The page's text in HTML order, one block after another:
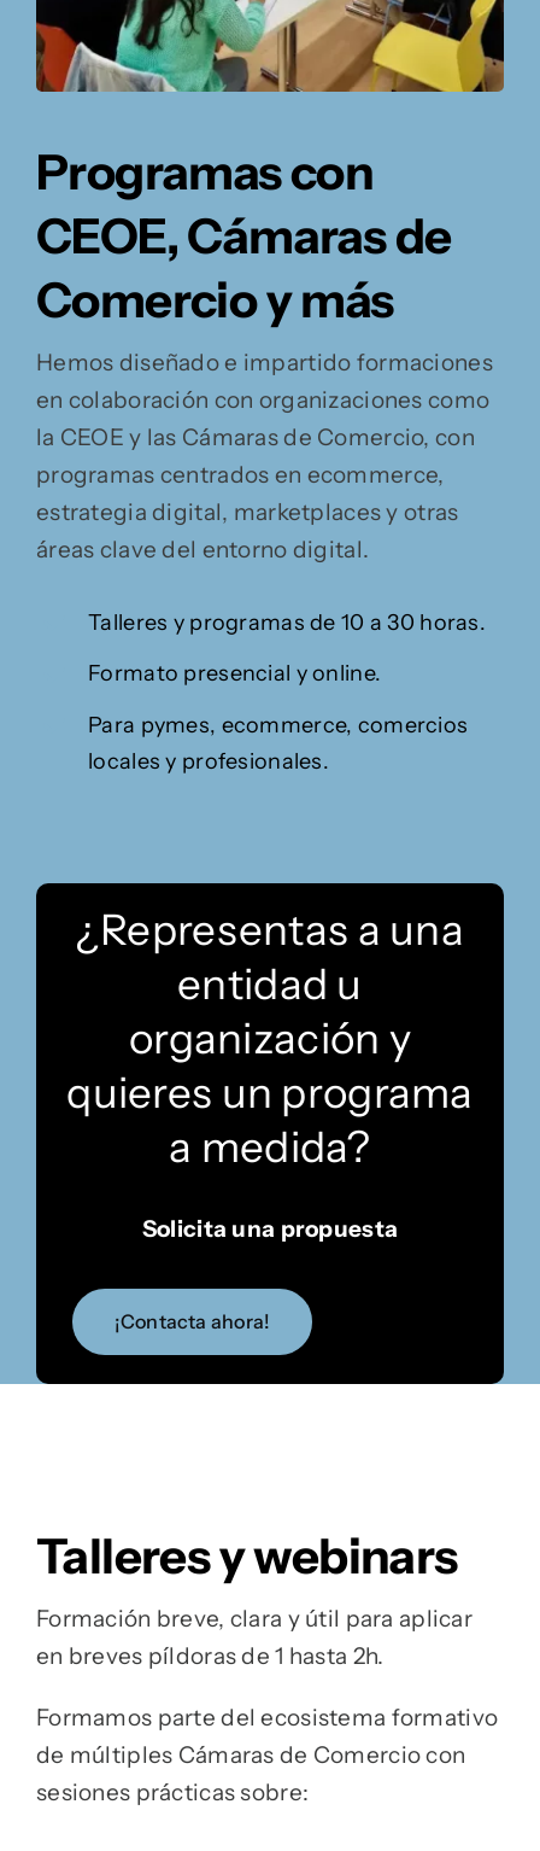
Programas con
CEOE, Cámaras de
Comercio y más
Hemos diseñado e impartido formaciones
en colaboración con organizaciones como
la CEOE y las Cámaras de Comercio, con
programas centrados en ecommerce,
estrategia digital, marketplaces y otras
áreas clave del entorno digital.
Talleres y programas de 10 a 30 horas.
Formato presencial y online.
Para pymes, ecommerce, comercios
locales y profesionales.
¿Representas a una
entidad u
organización y
quieres un programa
a medida?
Solicita una propuesta
¡Contacta ahora!
Talleres y webinars
Formación breve, clara y útil para aplicar
en breves píldoras de 1 hasta 2h.
Formamos parte del ecosistema formativo
de múltiples Cámaras de Comercio con
sesiones prácticas sobre: